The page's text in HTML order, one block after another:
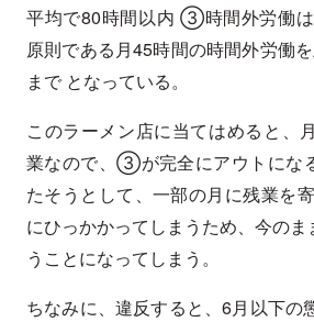
平均で80時間以内 ③時間外労働
原則である月45時間の時間外労働
まで となっている。
このラーメン店に当てはめると、
業なので、③が完全にアウトに
たそうとして、一部の月に残業
にひっかかってしまうため、今の
うことになってしまう。
ちなみに、違反すると、6月以下の